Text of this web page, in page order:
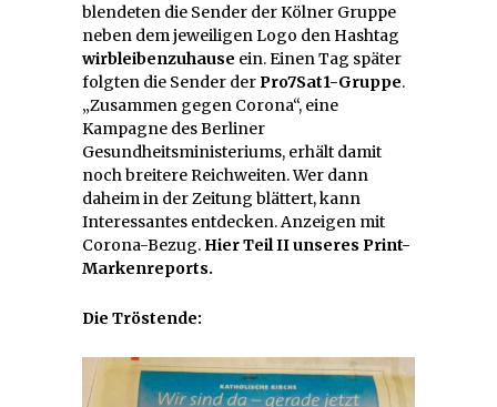
blendeten die Sender der Kölner Gruppe
neben dem jeweiligen Logo den Hashtag
wirbleibenzuhause ein. Einen Tag später
folgten die Sender derPro7Sat1-Gruppe.
„Zusammen gegen Corona“, eine
Kampagne des Berliner
Gesundheitsministeriums, erhält damit
noch breitere Reichweiten. Wer dann
daheim in der Zeitung blättert, kann
Interessantes entdecken. Anzeigen mit
Corona-Bezug. Hier Teil II unseres Print-
Markenreports.
Die Tröstende: